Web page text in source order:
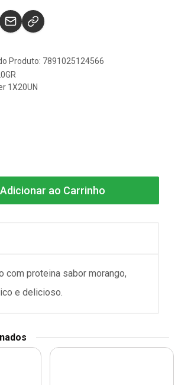
Produto: 7891025124566
1X20UN
Adicionar ao Carrinho
com proteina sabor morango,
e delicioso.